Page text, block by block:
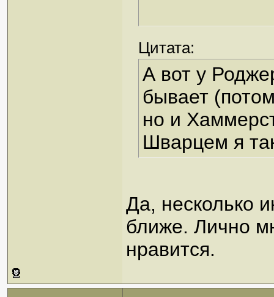
Цитата:
А вот у
бывает
но и
Шварцем я
Да, несколько
ближе. Лично
нравится.